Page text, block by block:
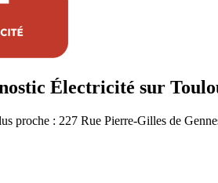
Électricité sur
proche : 227 Rue Pierre-Gilles de